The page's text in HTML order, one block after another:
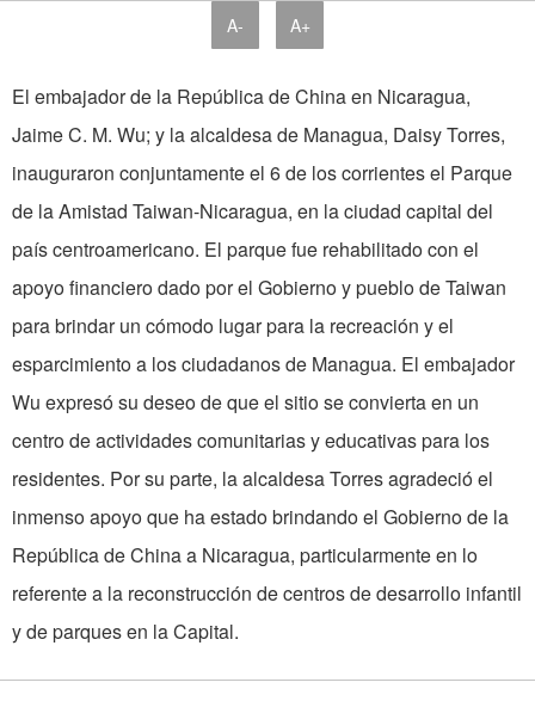
A- A+
El embajador de la República de China en Nicaragua,
Jaime C. M. Wu; y la alcaldesa de Managua, Daisy Torres,
inauguraron conjuntamente el 6 de los corrientes el Parque
de la Amistad Taiwan-Nicaragua, en la ciudad capital del
país centroamericano. El parque fue rehabilitado con el
apoyo financiero dado por el Gobierno y pueblo de Taiwan
para brindar un cómodo lugar para la recreación y el
esparcimiento a los ciudadanos de Managua. El embajador
Wu expresó su deseo de que el sitio se convierta en un
centro de actividades comunitarias y educativas para los
residentes. Por su parte, la alcaldesa Torres agradeció el
inmenso apoyo que ha estado brindando el Gobierno de la
República de China a Nicaragua, particularmente en lo
referente a la reconstrucción de centros de desarrollo infantil
y de parques en la Capital.